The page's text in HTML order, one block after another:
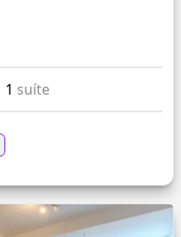
1 suíte